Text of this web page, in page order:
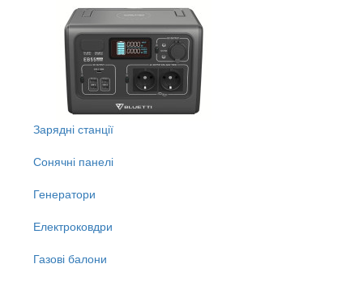
Зарядні станції
Сонячні панелі
Генератори
Електроковдри
Газові балони